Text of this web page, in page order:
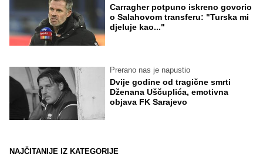
Carragher potpuno iskreno govorio
o Salahovom transferu: "Turska mi
djeluje kao..."
Prerano nas je napustio
Dvije godine od tragične smrti
Dženana Uščuplića, emotivna
objava FK Sarajevo
NAJČITANIJE IZ KATEGORIJE